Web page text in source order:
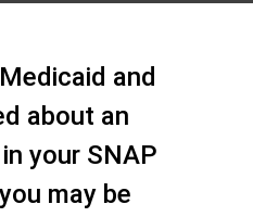
and
about an
your SNAP
may be